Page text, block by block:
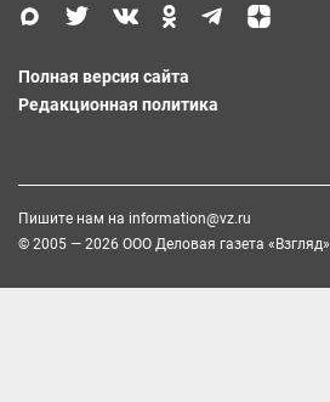
Полная версия сайта
Редакционная политика
Пишите нам на information@vz.ru
© 2005 — 2026 ООО Деловая газета «Взгляд»